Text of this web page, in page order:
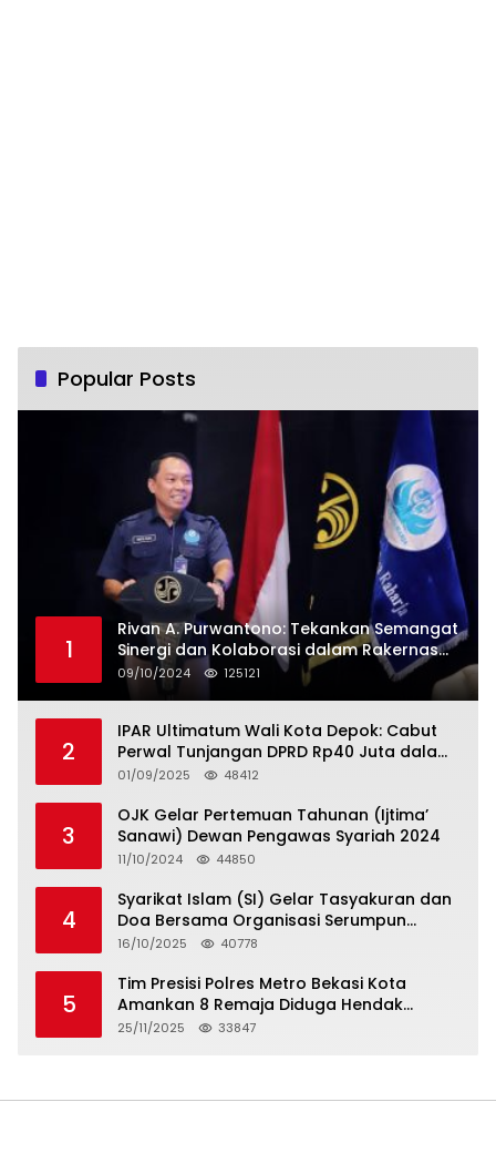
Popular Posts
1
Rivan A. Purwantono: Tekankan Semangat
Sinergi dan Kolaborasi dalam Rakernas
Serikat Pekerja Jasa Raharja
09/10/2024 125121
2
IPAR Ultimatum Wali Kota Depok: Cabut
Perwal Tunjangan DPRD Rp40 Juta dalam
5 Hari atau Hadapi Aksi Rakyat
01/09/2025 48412
3
OJK Gelar Pertemuan Tahunan (Ijtima’
Sanawi) Dewan Pengawas Syariah 2024
11/10/2024 44850
4
Syarikat Islam (SI) Gelar Tasyakuran dan
Doa Bersama Organisasi Serumpun
Syarikat Islam Doa
16/10/2025 40778
5
Tim Presisi Polres Metro Bekasi Kota
Amankan 8 Remaja Diduga Hendak
Tawuran
25/11/2025 33847